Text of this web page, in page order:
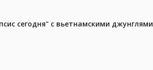
сегодня" с вьетнамскими джунглями